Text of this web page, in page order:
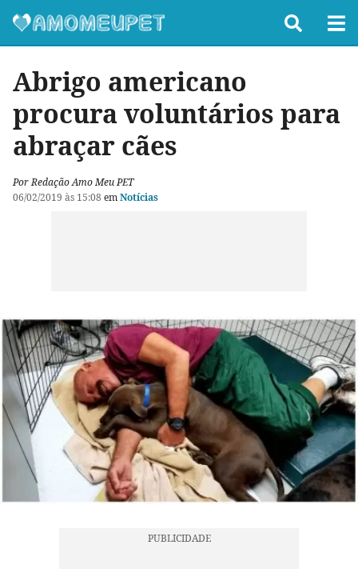
Abrigo americano
procura voluntários para
abraçar cães
Por Redação Amo Meu PET
06/02/2019 às 15:08 emNotícias